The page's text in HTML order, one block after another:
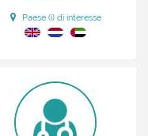
Paese (i) di interesse